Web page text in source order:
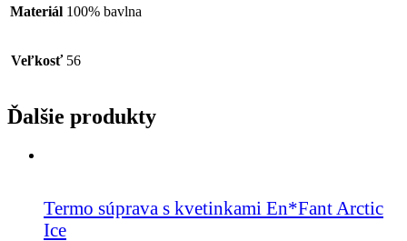
Materiál 100% bavlna
Veľkosť 56
Ďalšie produkty
Termo súprava s kvetinkami En*Fant Arctic
Ice